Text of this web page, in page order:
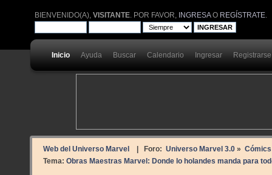
BIENVENIDO(A),VISITANTE . POR FAVOR, INGRESAO REGÍSTRATE
Inicio Ayuda Buscar Calendario Ingresar Registrarse
Web del Universo Marvel | Foro: Universo Marvel 3.0» Cómics
Tema: Obras Maestras Marvel: Donde lo holandes manda para